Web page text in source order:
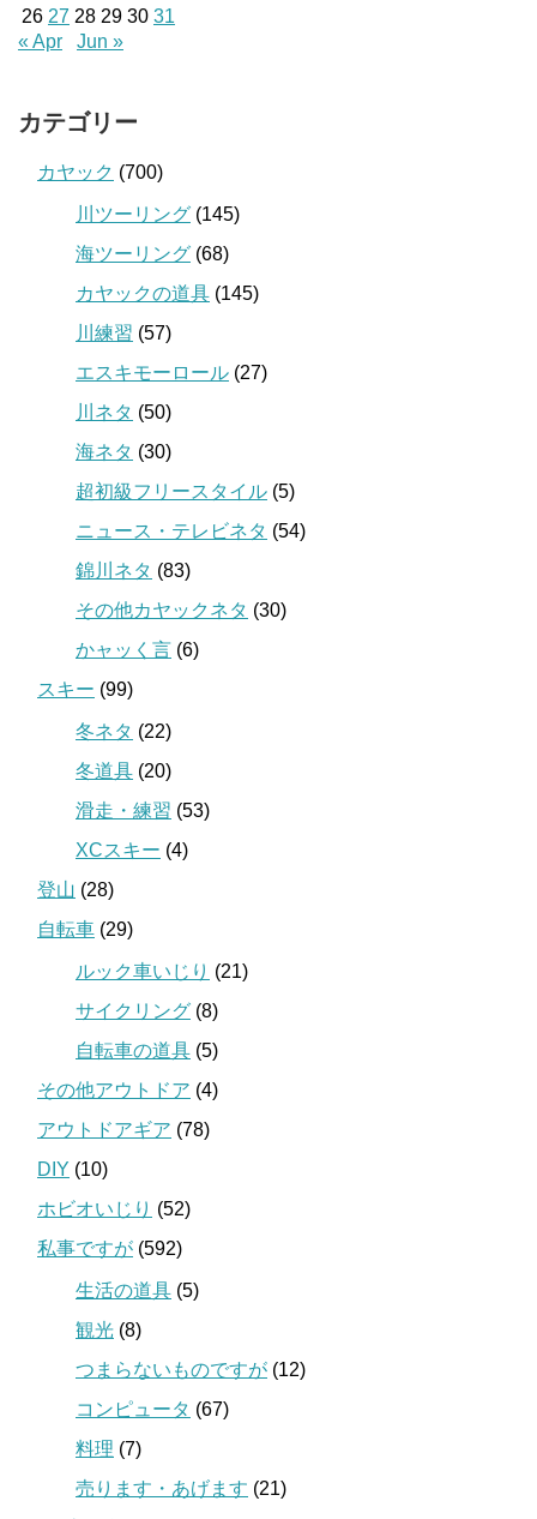
26 27 28 29 30 31
« Apr
Jun »
カテゴリー
カヤック (700)
川ツーリング (145)
海ツーリング (68)
カヤックの道具 (145)
川練習 (57)
エスキモーロール (27)
川ネタ (50)
海ネタ (30)
超初級フリースタイル (5)
ニュース・テレビネタ (54)
錦川ネタ (83)
その他カヤックネタ (30)
かャッく言 (6)
スキー (99)
冬ネタ (22)
冬道具 (20)
滑走・練習 (53)
XCスキー (4)
登山 (28)
自転車 (29)
ルック車いじり (21)
サイクリング (8)
自転車の道具 (5)
その他アウトドア (4)
アウトドアギア (78)
DIY (10)
ホビオいじり (52)
私事ですが (592)
生活の道具 (5)
観光 (8)
つまらないものですが (12)
コンピュータ (67)
料理 (7)
売ります・あげます (21)